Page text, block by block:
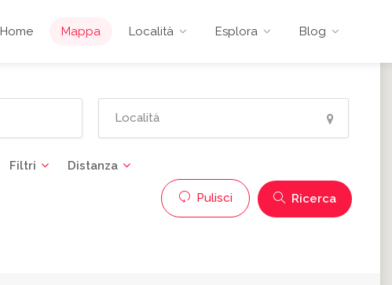
Home Mappa Località Esplora Blog
Filtri Distanza
Pulisci Ricerca